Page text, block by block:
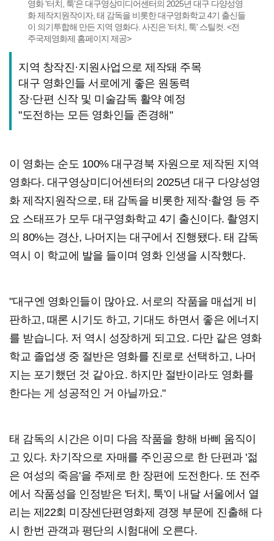
영화 '터치, 툭'은 대구영상미디어센터의 2025년 대구 다양성영
화 제작지원작이자, 태 감독을 비롯한 대구영화학교 4기 출신들
이 의기투합해 만든 지역 영화다. 사진은 '터치, 툭' 스틸컷. <전
주국제영화제 홈페이지 제공>
지역 창작진·지원사업으로 제작돼 주목
대구 영화인들 서로에게 좋은 원동력
장·단편 신작 및 미술감독 활약 예정
"도전하는 모든 영화인들 존경해"
이 영화는 순도 100% 대구경북 자원으로 제작된 지역
영화다. 대구영상미디어센터의 2025년 대구 다양성영
화 제작지원작으로, 태 감독을 비롯한 제작·촬영 등 주
요 스태프가 모두 대구영화학교 4기 출신이다. 촬영지
의 80%는 경산, 나머지는 대구에서 진행됐다. 태 감독
역시 이 학교에 발을 들이며 영화 인생을 시작했다.
"대구엔 영화인들이 많아요. 서로의 작품을 매섭게 비
판하고, 때론 시기도 하고, 기대도 하면서 좋은 에너지
를 받습니다. 저 역시 성장하게 되고요. 다만 같은 영화
학교 졸업생 중 절반은 영화를 진로로 선택하고, 나머
지는 포기했던 것 같아요. 하지만 절반이라도 영화를
한다는 게 성공적인 거 아닐까요."
태 감독의 시간은 이미 다음 작품을 향해 바삐 움직이
고 있다. 차기작으로 자매를 주인공으로 한 단편과 '젊
은 여성의 죽음'을 주제로 한 장편에 도전한다. 또 전주
에서 작품성을 인정받은 '터치, 툭'이 내달 서울에서 열
리는 제22회 미쟝센단편영화제 경쟁 부문에 진출해 다
시 한번 관객과 평단의 시험대에 오른다.